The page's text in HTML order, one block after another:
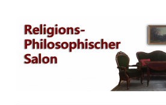
Zum
Inhalt
springen